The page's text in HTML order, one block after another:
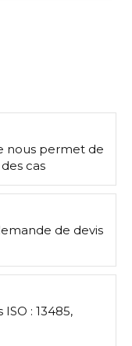
nous permet de
cas
de devis
: 13485,